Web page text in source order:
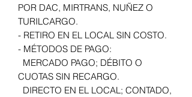
POR DAC, MIRTRANS, NUÑEZ O
TURILCARGO.
- RETIRO EN EL LOCAL SIN COSTO.
- MÉTODOS DE PAGO:
MERCADO PAGO; DÉBITO O
CUOTAS SIN RECARGO.
DIRECTO EN EL LOCAL; CONTADO,